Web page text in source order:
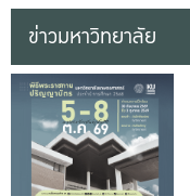
ข่าวมหาวิทยาลัย